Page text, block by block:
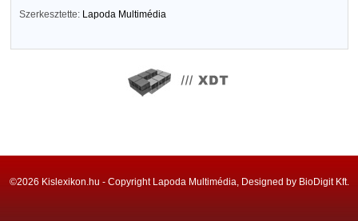
Szerkesztette: Lapoda Multimédia
©2026 Kislexikon.hu - Copyright Lapoda Multimédia, Designed by BioDigit Kft.